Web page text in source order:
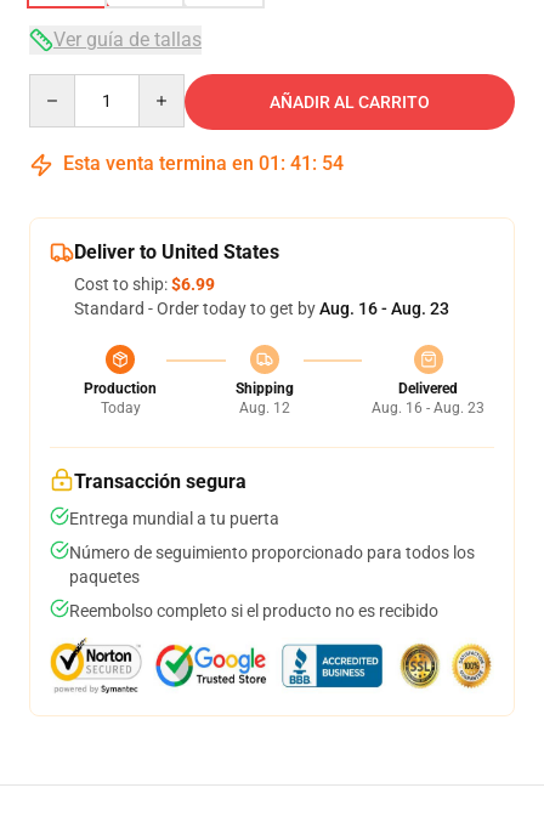
Ver guía de tallas
AÑADIR AL CARRITO
Esta venta termina en 01 : 41 : 54
Deliver to United States
Cost to ship:$6.99
Standard - Order today to get byAug. 16 - Aug. 23
Production
Today
Shipping
Aug. 12
Delivered
Aug. 16 - Aug. 23
Transacción segura
Entrega mundial a tu puerta
Número de seguimiento proporcionado para todos los
paquetes
Reembolso completo si el producto no es recibido